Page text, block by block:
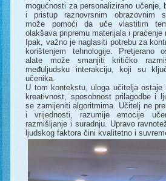
mogućnosti za personalizirano učenje,
i pristup raznovrsnim obrazovnim
može pomoći da uče vlastitim
olakšava pripremu materijala i praćenje
Ipak, važno je naglasiti potrebu za
korištenjem tehnologije. Pretjerano
alate može smanjiti kritičko
međuljudsku interakciju, koji su
učenika.
U tom kontekstu, uloga učitelja ostaje
kreativnost, sposobnost prilagodbe i
se zamijeniti algoritmima. Učitelj ne
i vrijednosti, razumije emocije
razmišljanje i suradnju. Upravo
ljudskog faktora čini kvalitetno i